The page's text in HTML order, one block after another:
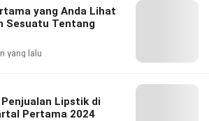
yang Anda Lihat
Sesuatu Tentang
yang lalu
Lipstik di
Pertama 2024